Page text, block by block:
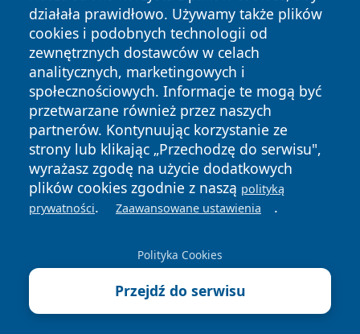
działała prawidłowo. Używamy także plików
cookies i podobnych technologii od
zewnętrznych dostawców w celach
analitycznych, marketingowych i
społecznościowych. Informacje te mogą być
przetwarzane również przez naszych
partnerów. Kontynuując korzystanie ze
strony lub klikając „Przechodzę do serwisu",
wyrażasz zgodę na użycie dodatkowych
plików cookies zgodnie z naszą polityką
prywatności. Zaawansowane ustawienia .
Polityka Cookies
Przejdź do serwisu
Copyright © 2026 pulsbydgoszczy.pl Wszystkie prawa
zastrzeżone.
News Autorzy
Polityka
Prywatności
Polityka
Cookies